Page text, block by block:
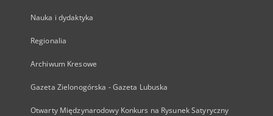
Nauka i dydaktyka
Regionalia
Archiwum Kresowe
Gazeta Zielonogórska - Gazeta Lubuska
Otwarty Międzynarodowy Konkurs na Rysunek Satyryczny